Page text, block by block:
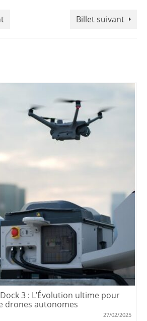
Billet suivant
3 : L’Évolution ultime pour
drones autonomes
27/02/2025